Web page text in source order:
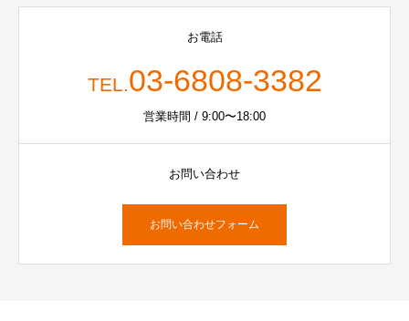
お電話
TEL.03-6808-3382
営業時間 / 9:00〜18:00
お問い合わせ
お問い合わせフォーム